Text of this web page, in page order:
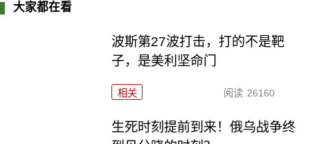
大家都在看
波斯第27波打击，打的不是靶
子，是美利坚命门
相关 阅读 26160
生死时刻提前到来！俄乌战争终